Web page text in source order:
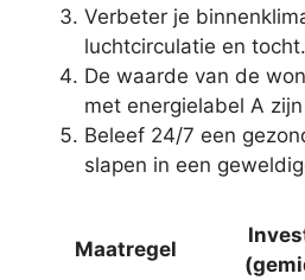
Verbeter je
luchtcirculatie en tocht.
De waarde van de
met energielabel A
Beleef 24/7 een
slapen in een
Maatregel